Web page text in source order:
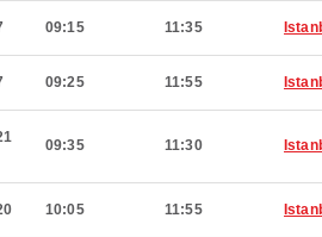
09:15 11:35
09:25 11:55
09:35 11:30
10:05 11:55